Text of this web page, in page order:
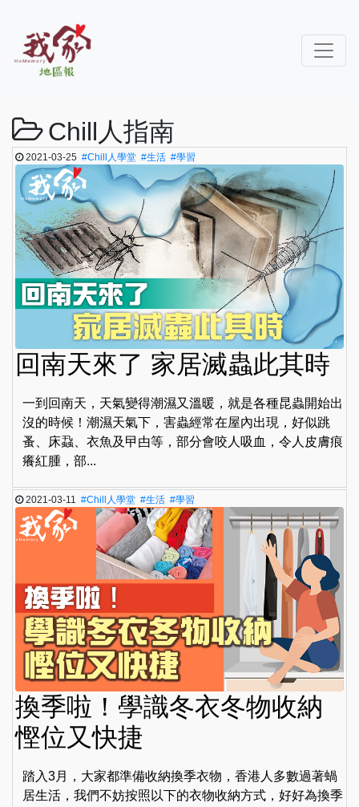
Chill人指南
2021-03-25#Chill人學堂 #生活 #學習
回南天來了 家居滅蟲此其時
一到回南天，天氣變得潮濕又溫暖，就是各種昆蟲開始出
沒的時候！潮濕天氣下，害蟲經常在屋內出現，好似跳
蚤、床蝨、衣魚及曱甴等，部分會咬人吸血，令人皮膚痕
癢紅腫，部...
2021-03-11#Chill人學堂 #生活 #學習
換季啦！學識冬衣冬物收納
慳位又快捷
踏入3月，大家都準備收納換季衣物，香港人多數過著蝸
居生活，我們不妨按照以下的衣物收納方式，好好為換季